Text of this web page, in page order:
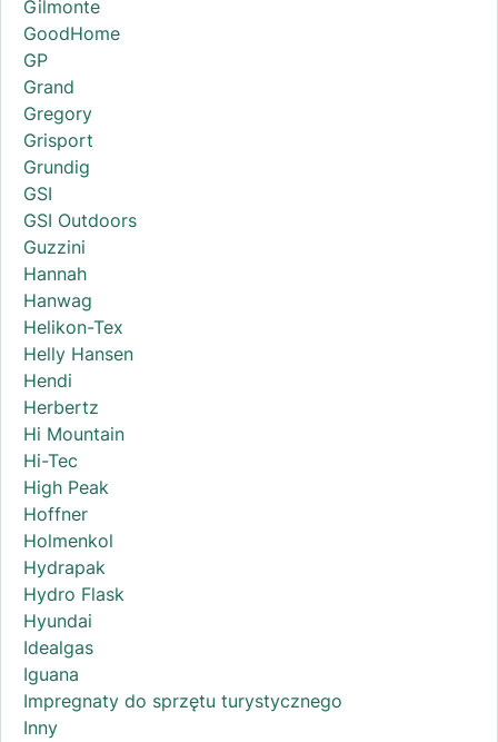
Gilmonte
GoodHome
GP
Grand
Gregory
Grisport
Grundig
GSI
GSI Outdoors
Guzzini
Hannah
Hanwag
Helikon-Tex
Helly Hansen
Hendi
Herbertz
Hi Mountain
Hi-Tec
High Peak
Hoffner
Holmenkol
Hydrapak
Hydro Flask
Hyundai
Idealgas
Iguana
Impregnaty do sprzętu turystycznego
Inny